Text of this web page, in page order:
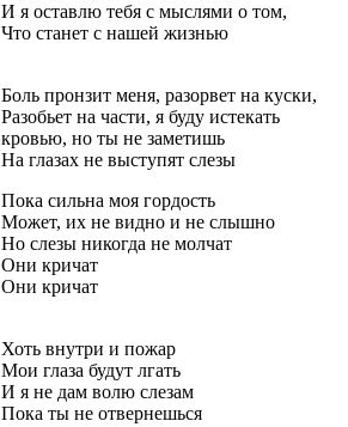
И я оставлю тебя с мыслями о том,
Что станет с нашей жизнью
Боль пронзит меня, разорвет на куски,
Разобьет на части, я буду истекать
кровью, но ты не заметишь
На глазах не выступят слезы
Пока сильна моя гордость
Может, их не видно и не слышно
Но слезы никогда не молчат
Они кричат
Они кричат
Хоть внутри и пожар
Мои глаза будут лгать
И я не дам волю слезам
Пока ты не отвернешься